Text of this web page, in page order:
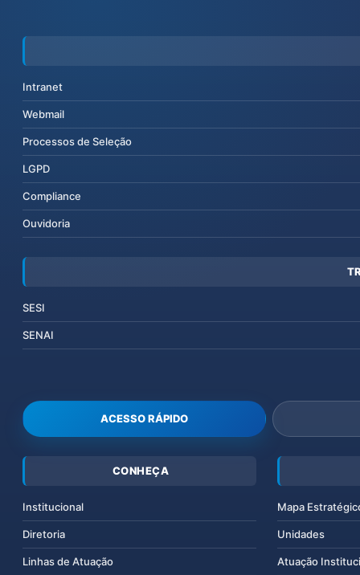
Intranet
Webmail
Processos de Seleção
LGPD
Compliance
Ouvidoria
SESI
SENAI
ACESSO RÁPIDO
CONHEÇA
Institucional
Diretoria
Linhas de Atuação
Mapa
Unidades
Atuação